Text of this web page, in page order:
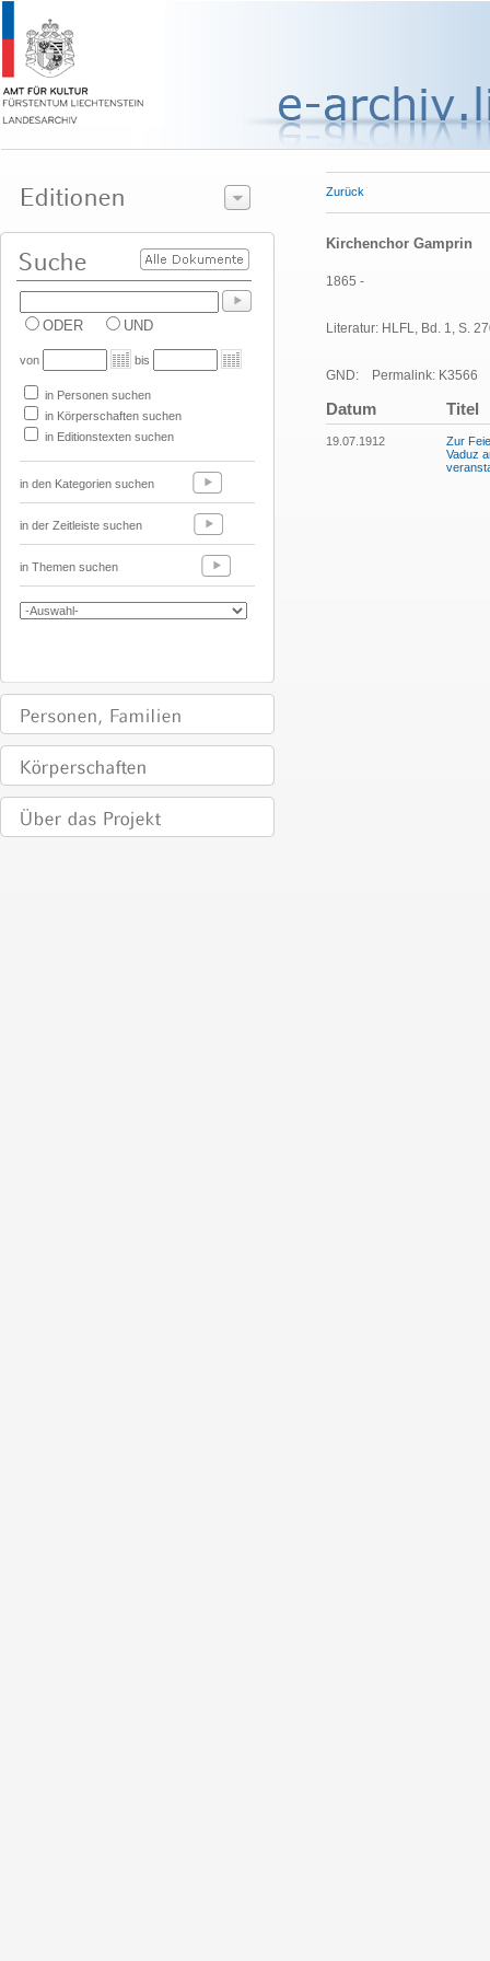
ODER UND
von bis
in Personen suchen
in Körperschaften suchen
in Editionstexten suchen
in den Kategorien suchen
in der Zeitleiste suchen
in Themen suchen
Zurück
Kirchenchor Gamprin
1865 -
Literatur: HLFL, Bd. 1, S.
GND: Permalink: K3566
Datum Titel
19.07.1912
Zur
Vaduz